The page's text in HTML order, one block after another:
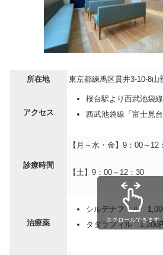
所在地 東京都練馬区貫井3-10-8
アクセス
桜台駅より西武池袋
西武池袋線「富士見
診療時間
【月～水・金】9：00～
【土】9：00～12：30
治療薬
シルデナフィル
タダラフィル 1,200
スクロールできます